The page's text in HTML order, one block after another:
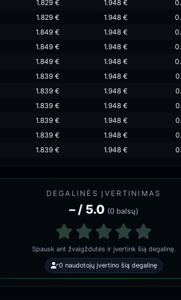
1.829 € 1.948 €
1.829 € 1.948 €
1.849 € 1.948 €
1.849 € 1.948 €
1.849 € 1.948 €
1.839 € 1.948 €
1.839 € 1.948 €
1.839 € 1.948 €
1.839 € 1.948 €
1.839 € 1.948 €
1.839 € 1.948 €
DEGALINĖS ĮVERTINIMAS
– / 5.0 (0 balsų)
Spausk ant žvaigždutės ir įvertink šią degalinę.
0 naudotojų įvertino šią degalinę